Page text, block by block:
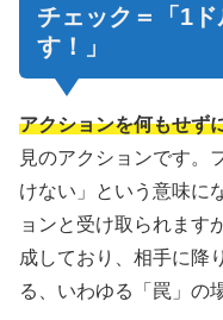
チェック ＝「1
す！」
アクションを何もせず
見のアクションです。
けない」という意味に
ョンと受け取られます
成しており、相手に降
る、いわゆる「罠」の